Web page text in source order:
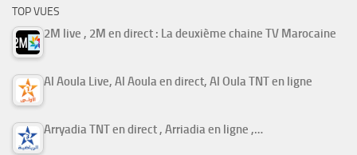
TOP VUES
2M live , 2M en direct : La deuxième chaine TV Marocaine
Al Aoula Live, Al Aoula en direct, Al Oula TNT en ligne
Arryadia TNT en direct , Arriadia en ligne ,…